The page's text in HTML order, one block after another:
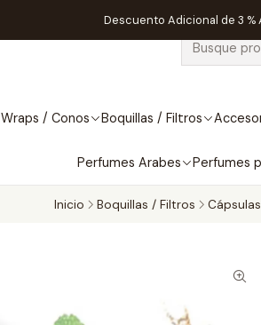
Wraps / Conos Boquillas / Filtros
Perfumes Arabes Perfumes
Descuento Adicional de 3 %
Inicio Boquillas / Filtros